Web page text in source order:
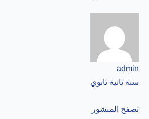
admin
سنة ثانية ثانوي
تصفح المنشور